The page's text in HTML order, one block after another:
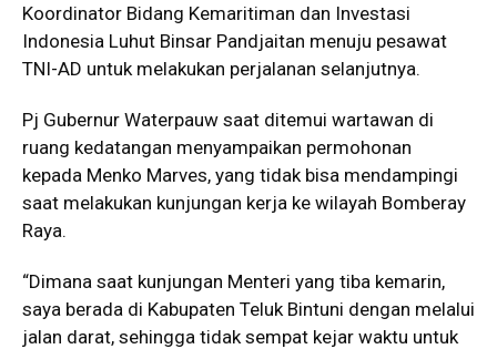
Koordinator Bidang Kemaritiman dan Investasi
Indonesia Luhut Binsar Pandjaitan menuju pesawat
TNI-AD untuk melakukan perjalanan selanjutnya.
Pj Gubernur Waterpauw saat ditemui wartawan di
ruang kedatangan menyampaikan permohonan
kepada Menko Marves, yang tidak bisa mendampingi
saat melakukan kunjungan kerja ke wilayah Bomberay
Raya.
“Dimana saat kunjungan Menteri yang tiba kemarin,
saya berada di Kabupaten Teluk Bintuni dengan melalui
jalan darat, sehingga tidak sempat kejar waktu untuk